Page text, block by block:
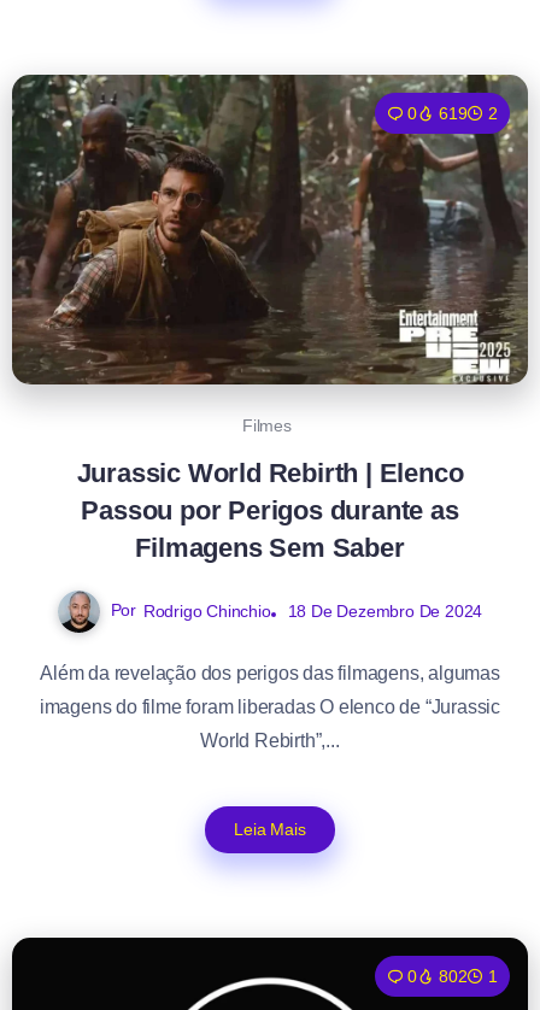
0 619 2
Filmes
Jurassic World Rebirth | Elenco
Passou por Perigos durante as
Filmagens Sem Saber
Por Rodrigo Chinchio 18 De Dezembro De 2024
Além da revelação dos perigos das filmagens, algumas
imagens do filme foram liberadas O elenco de “Jurassic
World Rebirth”,...
Leia Mais
0 802 1